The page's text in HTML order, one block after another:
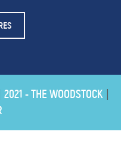
2021 - THE WOODSTOCK